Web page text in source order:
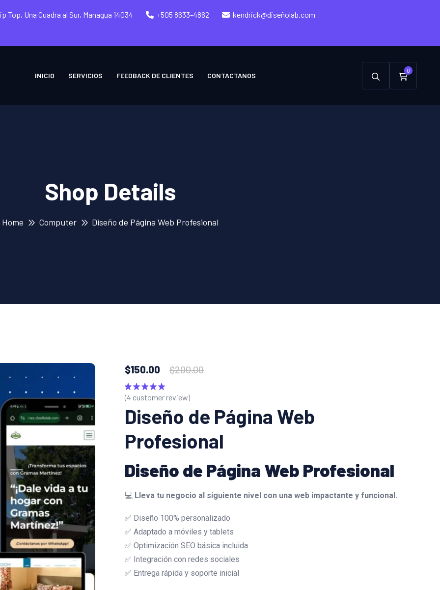
Top, Una Cuadra al Sur, Managua 14034 +505 8633-4862 kendrick@diseñolab.com
INICIO SERVICIOS FEEDBACK DE CLIENTES CONTACTANOS
0
Shop Details
Home Computer Diseño de Página Web Profesional
$150.00 $200.00
Valorado
5
(4 customer review)
Diseño de Página Web
Profesional
Diseño de Página Web Profesional
💻 Lleva tu negocio al siguiente nivel con una web impactante y funcional.
✅ Diseño 100% personalizado
✅ Adaptado a móviles y tablets
✅ Optimización SEO básica incluida
✅ Integración con redes sociales
✅ Entrega rápida y soporte inicial